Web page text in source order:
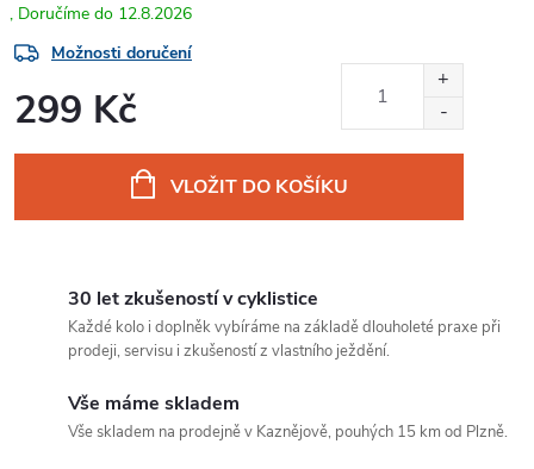
12.8.2026
Možnosti doručení
299 Kč
VLOŽIT DO KOŠÍKU
30 let zkušeností v cyklistice
Každé kolo i doplněk vybíráme na základě dlouholeté praxe při
prodeji, servisu i zkušeností z vlastního ježdění.
Vše máme skladem
Vše skladem na prodejně v Kaznějově, pouhých 15 km od Plzně.